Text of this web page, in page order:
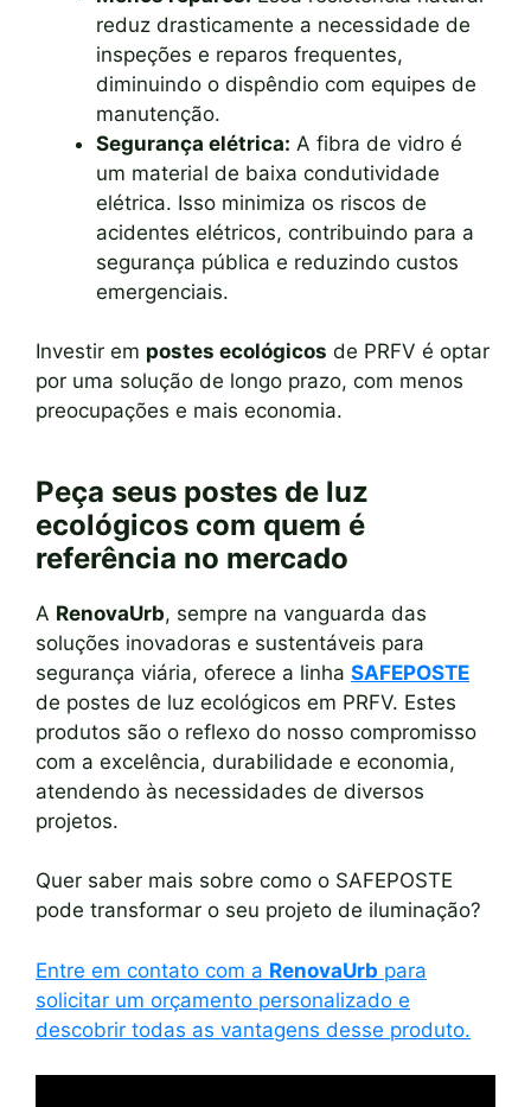
reduz drasticamente a necessidade de
inspeções e reparos frequentes,
diminuindo o dispêndio com equipes de
manutenção.
Segurança elétrica: A fibra de vidro é
um material de baixa condutividade
elétrica. Isso minimiza os riscos de
acidentes elétricos, contribuindo para a
segurança pública e reduzindo custos
emergenciais.
Investir em postes ecológicos de PRFV é optar
por uma solução de longo prazo, com menos
preocupações e mais economia.
Peça seus postes de luz
ecológicos com quem é
referência no mercado
A RenovaUrb, sempre na vanguarda das
soluções inovadoras e sustentáveis para
segurança viária, oferece a linha SAFEPOSTE
de postes de luz ecológicos em PRFV. Estes
produtos são o reflexo do nosso compromisso
com a excelência, durabilidade e economia,
atendendo às necessidades de diversos
projetos.
Quer saber mais sobre como o SAFEPOSTE
pode transformar o seu projeto de iluminação?
Entre em contato com a RenovaUrb para
solicitar um orçamento personalizado e
descobrir todas as vantagens desse produto.